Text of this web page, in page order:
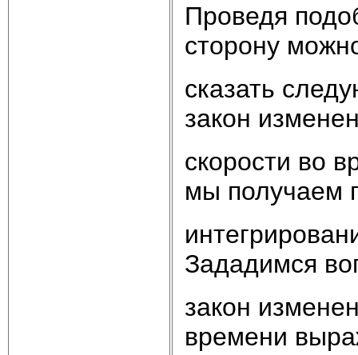
Проведя
сторону
сказать
закон
скорости во
мы получаем
Зададимся
закон
времени